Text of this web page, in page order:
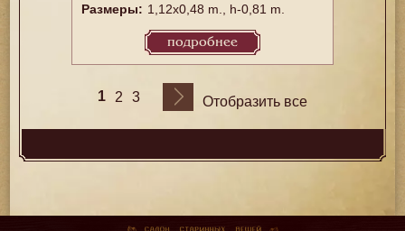
Размеры: 1,12x0,48 m., h-0,81 m.
подробнее
1 2 3 Отобразить все